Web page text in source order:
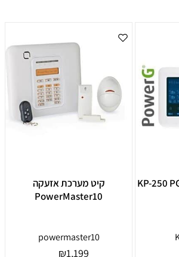
קיט מערכת אזעקה
PowerMaster10
powermaster10
₪1,199